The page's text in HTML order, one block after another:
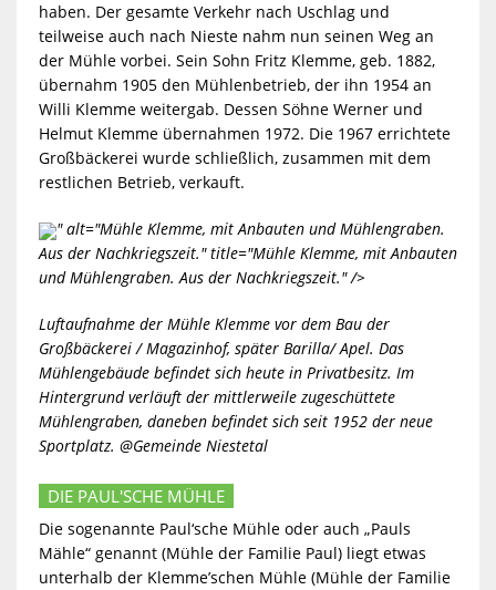
haben. Der gesamte Verkehr nach Uschlag und
teilweise auch nach Nieste nahm nun seinen Weg an
der Mühle vorbei. Sein Sohn Fritz Klemme, geb. 1882,
übernahm 1905 den Mühlenbetrieb, der ihn 1954 an
Willi Klemme weitergab. Dessen Söhne Werner und
Helmut Klemme übernahmen 1972. Die 1967 errichtete
Großbäckerei wurde schließlich, zusammen mit dem
restlichen Betrieb, verkauft.
" alt="Mühle Klemme, mit Anbauten und Mühlengraben.
Aus der Nachkriegszeit." title="Mühle Klemme, mit Anbauten
und Mühlengraben. Aus der Nachkriegszeit." />
Luftaufnahme der Mühle Klemme vor dem Bau der
Großbäckerei / Magazinhof, später Barilla/ Apel. Das
Mühlengebäude befindet sich heute in Privatbesitz. Im
Hintergrund verläuft der mittlerweile zugeschüttete
Mühlengraben, daneben befindet sich seit 1952 der neue
Sportplatz. @Gemeinde Niestetal
DIE PAUL'SCHE MÜHLE
Die sogenannte Paul‘sche Mühle oder auch „Pauls
Mähle“ genannt (Mühle der Familie Paul) liegt etwas
unterhalb der Klemme’schen Mühle (Mühle der Familie